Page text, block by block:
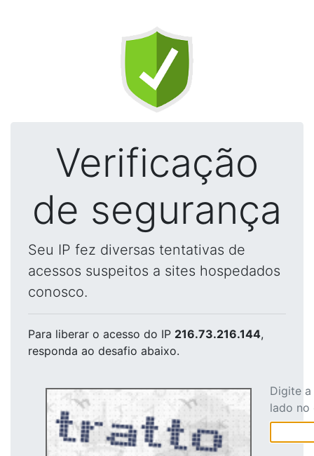
Verificação
de segurança
Seu IP fez diversas tentativas de
acessos suspeitos a sites hospedados
conosco.
Para liberar o acesso do IP 216.73.216.144,
responda ao desafio abaixo.
Digite
lado no